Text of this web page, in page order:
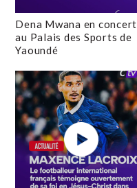
Dena Mwana en concert
au Palais des Sports de
Yaoundé